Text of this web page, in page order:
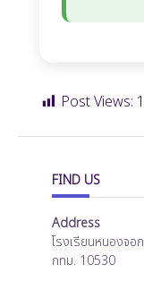
Post Views:
FIND US
Address
โรงเรียนหนองจ
กทม. 10530